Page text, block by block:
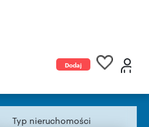
Dodaj
Typ nieruchomości